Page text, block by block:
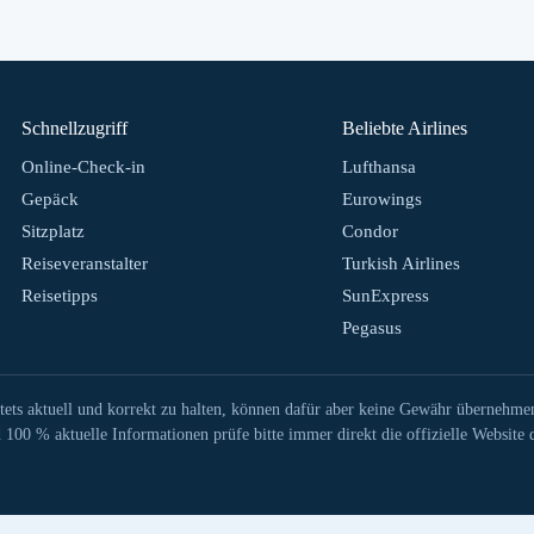
Schnellzugriff
Online-Check-in
Gepäck
Sitzplatz
Reiseveranstalter
Reisetipps
Beliebte Airlines
Lufthansa
Eurowings
Condor
Turkish Airlines
SunExpress
Pegasus
aktuell und korrekt zu halten, können dafür aber keine Gewähr
100 % aktuelle Informationen prüfe bitte immer direkt die offizielle